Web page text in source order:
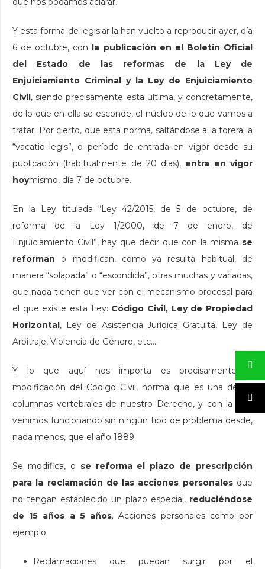
Y esta forma de legislar la han vuelto a reproducir ayer, día
6 de octubre, con la publicación en el Boletín Oficial
del Estado de las reformas de la Ley de
Enjuiciamiento Criminal y la Ley de Enjuiciamiento
Civil, siendo precisamente esta última, y concretamente,
de lo que en ella se esconde, el núcleo de lo que vamos a
tratar. Por cierto, que esta norma, saltándose a la torera la
“vacatio legis”, o período de entrada en vigor desde su
publicación (habitualmente de 20 días), entra en vigor
hoymismo, día 7 de octubre.
En la Ley titulada “Ley 42/2015, de 5 de octubre, de
reforma de la Ley 1/2000, de 7 de enero, de
Enjuiciamiento Civil”, hay que decir que con la misma se
reforman o modifican, como ya resulta habitual, de
manera “solapada” o “escondida”, otras muchas y variadas,
que nada tienen que ver con el mecanismo procesal para
el que existe esta Ley: Código Civil, Ley de Propiedad
Horizontal, Ley de Asistencia Jurídica Gratuita, Ley de
Arbitraje, Violencia de Género, etc….
Y lo que aquí nos importa es precisamente la
modificación del Código Civil, norma que es una de las
columnas vertebrales de nuestro Derecho, y con la que
venimos funcionando sin ningún tipo de problema desde,
nada menos, que el año 1889.
Se modifica, o se reforma el plazo de prescripción
para la reclamación de las acciones personales que
no tengan establecido un plazo especial, reduciéndose
de 15 años a 5 años. Acciones personales como por
ejemplo:
Reclamaciones que puedan surgir por el